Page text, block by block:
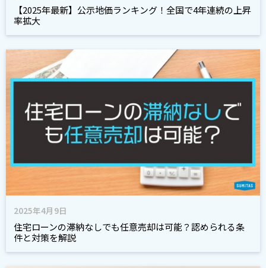
【2025年最新】公示地価ランキング！全国で4年連続の上昇
率拡大
2025年4月9日
住宅ローンの滞納なしでも任意売却は可能？認められる条
件と対策を解説